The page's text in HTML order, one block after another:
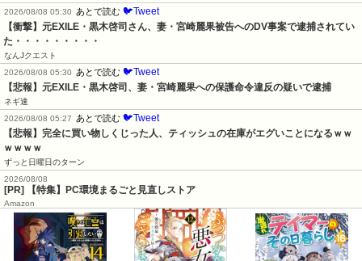
2026/08/08 05:30
あとで読む 🐦Tweet
【衝撃】元EXILE・黒木啓司さん、妻・宮崎麗果被告へのDV事案で逮捕されてい
た・・・・・・・・・
なんJクエスト
2026/08/08 05:30
あとで読む 🐦Tweet
【悲報】元EXILE・黒木啓司、妻・宮崎麗果への保護命令違反の疑いで逮捕
ネギ速
2026/08/08 05:27
あとで読む 🐦Tweet
【悲報】完全に買い物しくじった人、ティッシュの在庫がエグいことになるｗｗ
ｗｗｗｗ
ずっと日曜日のターン
2026/08/08
[PR] 【特集】PC環境まるごと見直しストア
Amazon